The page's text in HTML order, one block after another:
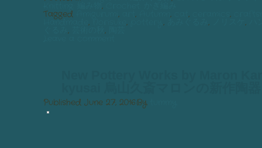
,
Tagged , , , , ,
Handmade , , , , ,
, ,
Published June 27, 2016By